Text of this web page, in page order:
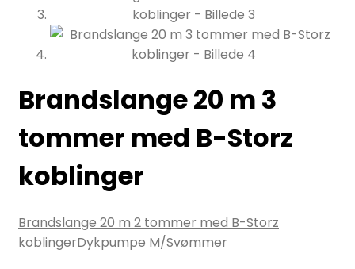
Brandslange 20 m 3
tommer med B-Storz
koblinger
Brandslange 20 m 2 tommer med B-Storz
koblingerDykpumpe M/Svømmer